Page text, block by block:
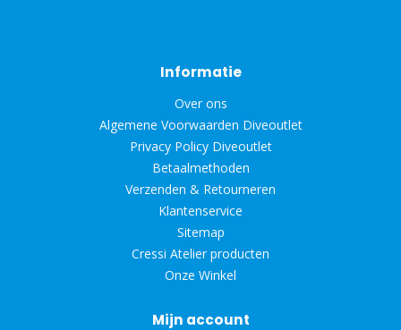
Informatie
Over ons
Algemene Voorwaarden Diveoutlet
Privacy Policy Diveoutlet
Betaalmethoden
Verzenden & Retourneren
Klantenservice
Sitemap
Cressi Atelier producten
Onze Winkel
Mijn account